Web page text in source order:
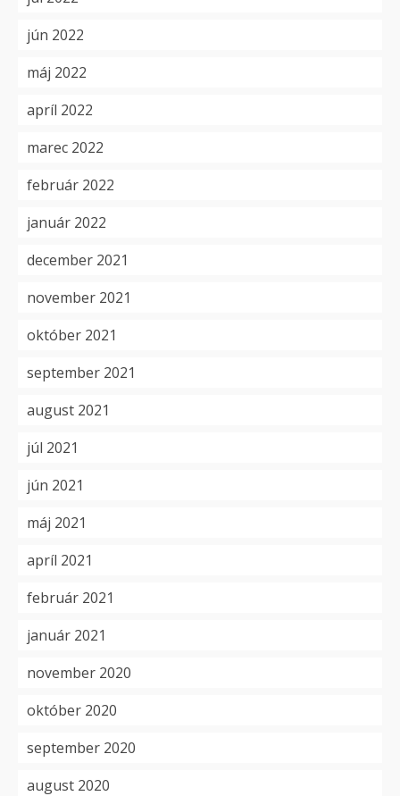
jún 2022
máj 2022
apríl 2022
marec 2022
február 2022
január 2022
december 2021
november 2021
október 2021
september 2021
august 2021
júl 2021
jún 2021
máj 2021
apríl 2021
február 2021
január 2021
november 2020
október 2020
september 2020
august 2020